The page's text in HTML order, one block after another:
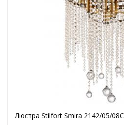
Люстра Stilfort Smira 2142/05/08C